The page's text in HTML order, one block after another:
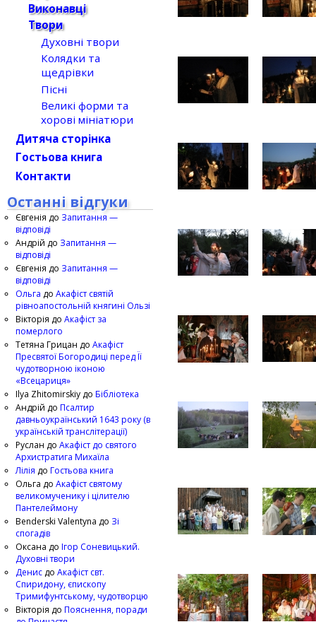
Виконавці
Твори
Духовні твори
Колядки та
щедрівки
Пісні
Великі форми та
хорові мініатюри
Дитяча сторінка
Гостьова книга
Контакти
Останні відгуки
Євгенія до Запитання —
відповіді
Андрій до Запитання —
відповіді
Євгенія до Запитання —
відповіді
Ольга до Акафіст святій
рівноапостольній княгині Ользі
Вікторія до Акафіст за
померлого
Тетяна Грицан до Акафіст
Пресвятої Богородиці перед Її
чудотворною іконою
«Всецариця»
Ilya Zhitomirskiy до Бібліотека
Андрій до Псалтир
давньоукраїнський 1643 року (в
українській транслітерації)
Руслан до Акафіст до святого
Архистратига Михаїла
Лілія до Гостьова книга
Ольга до Акафіст святому
великомученику і цілителю
Пантелеймону
Benderski Valentyna до Зі
спогадів
Оксана до Ігор Соневицький.
Духовні твори
Денис до Акафіст свт.
Спиридону, єпископу
Тримифунтському, чудотворцю
Вікторія до Пояснення, поради